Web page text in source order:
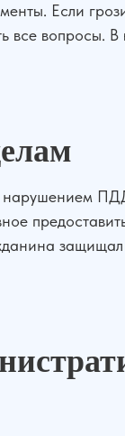
Если
все вопросы.
нарушением